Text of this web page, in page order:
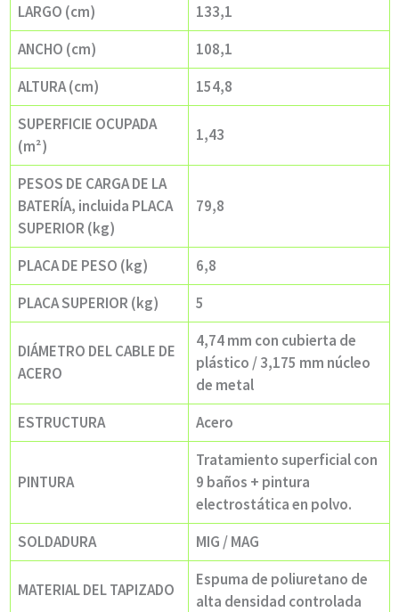
LARGO (cm)
133,1
ANCHO (cm)
108,1
ALTURA (cm)
154,8
SUPERFICIE OCUPADA
(m²)
1,43
PESOS DE CARGA DE LA
BATERÍA, incluida PLACA
SUPERIOR (kg)
79,8
PLACA DE PESO (kg)
6,8
PLACA SUPERIOR (kg)
5
DIÁMETRO DEL CABLE DE
ACERO
4,74 mm con cubierta de
plástico / 3,175 mm núcleo
de metal
ESTRUCTURA
Acero
PINTURA
Tratamiento superficial con
9 baños + pintura
electrostática en polvo.
SOLDADURA
MIG / MAG
MATERIAL DEL TAPIZADO
Espuma de poliuretano de
alta densidad controlada